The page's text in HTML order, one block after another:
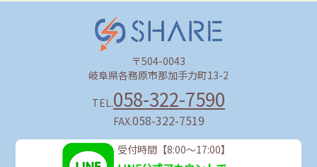
〒504-0043
岐阜県各務原市那加手力町13-2
058-322-7590
058-322-7519
受付時間【8:00～17:00】